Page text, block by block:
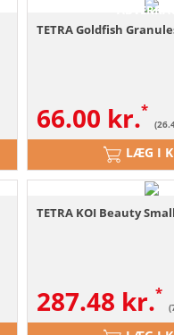
TETRA Goldfish
66.00 kr.
LÆG I
TETRA KOI Beauty
287.48 kr.